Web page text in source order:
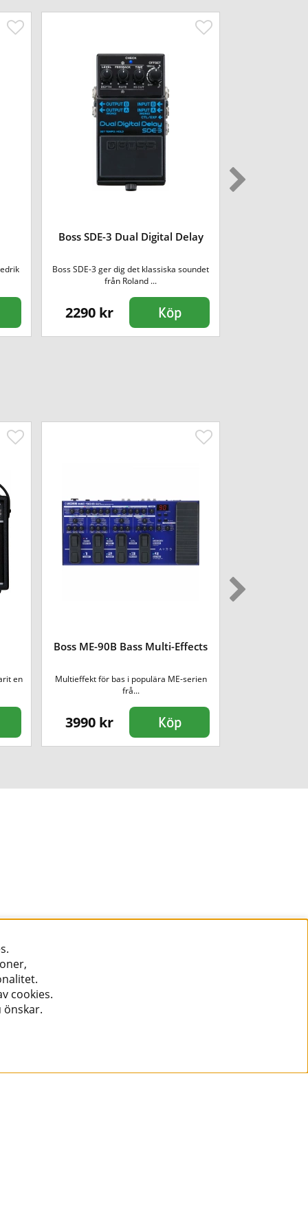
Boss SDE-3 Dual Digital Delay
Boss SDE-3 ger dig det klassiska soundet
från Roland ...
2290 kr Köp
en
Boss ME-90B Bass Multi-Effects
Multieffekt för bas i populära ME-serien
frå...
3990 kr Köp
cookies.
önskar.